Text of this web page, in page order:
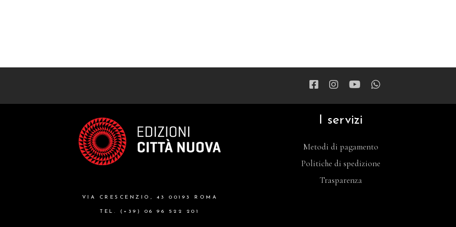
VIA CRESCENZIO, 43 00193 ROMA
TEL. (+39) 06 96 522 201
I servizi
Metodi di pagamento
Politiche di spedizione
Trasparenza